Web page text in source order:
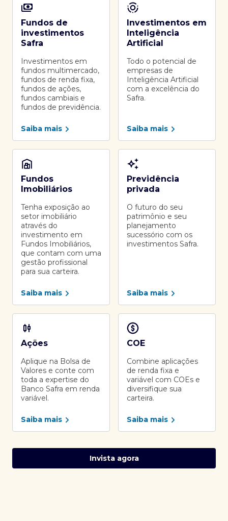
Fundos de
investimentos
Safra
Investimentos em
fundos multimercado,
fundos de renda fixa,
fundos de ações,
fundos cambiais e
fundos de previdência.
Saiba mais
Investimentos em
Inteligência
Artificial
Todo o potencial de
empresas de
Inteligência Artificial
com a excelência do
Safra.
Saiba mais
Fundos
Imobiliários
Tenha exposição ao
setor imobiliário
através do
investimento em
Fundos Imobiliários,
que contam com uma
gestão profissional
para sua carteira.
Saiba mais
Previdência
privada
O futuro do seu
patrimônio e seu
planejamento
sucessório com os
investimentos Safra.
Saiba mais
Ações
Aplique na Bolsa de
Valores e conte com
toda a expertise do
Banco Safra em renda
variável.
Saiba mais
COE
Combine aplicações
de renda fixa e
variável com COEs e
diversifique sua
carteira.
Saiba mais
Invista agora